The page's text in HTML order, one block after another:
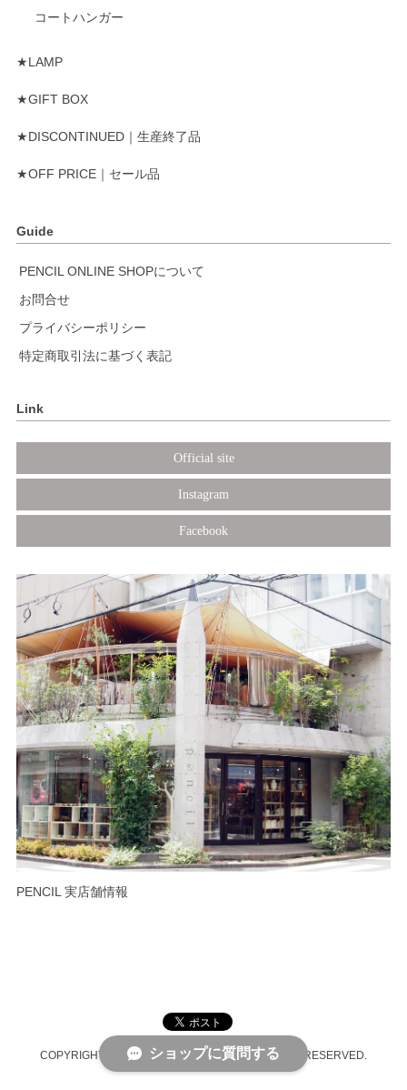
コートハンガー
★LAMP
★GIFT BOX
★DISCONTINUED｜生産終了品
★OFF PRICE｜セール品
Guide
PENCIL ONLINE SHOPについて
お問合せ
プライバシーポリシー
特定商取引法に基づく表記
Link
Official site
Instagram
Facebook
PENCIL 実店舗情報
COPYRIGHT © PENCIL ONLINE SHOP ALL RIGHTS RESERVED.
ショップに質問する